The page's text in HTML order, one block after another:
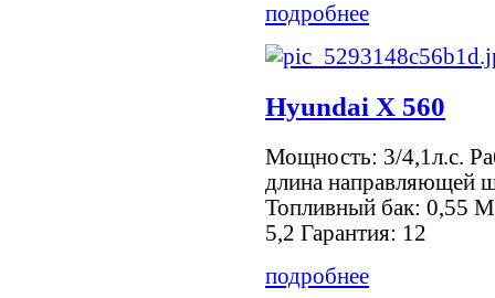
подробнее
Hyundai Х 560
Мощность: 3/4,1л.с.
длина направляющей
Топливный бак: 0,55
5,2 Гарантия: 12
подробнее